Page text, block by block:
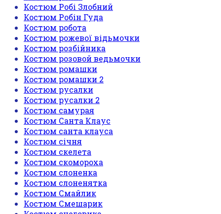
Костюм Робі Злобний
Костюм Робін Гуда
Костюм робота
Костюм рожевої відьмочки
Костюм розбійника
Костюм розовой ведьмочки
Костюм ромашки
Костюм ромашки 2
Костюм русалки
Костюм русалки 2
Костюм самурая
Костюм Санта Клаус
Костюм санта клауса
Костюм січня
Костюм скелета
Костюм скомороха
Костюм слоненка
Костюм слоненятка
Костюм Смайлик
Костюм Смешарик